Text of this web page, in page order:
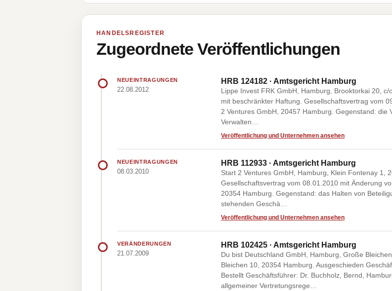
HANDELSREGISTER
Zugeordnete Veröffentlichungen
NEUEINTRAGUNGEN
22.08.2012
HRB 124182 · Amtsgericht Hamburg
Lippe Invest FRK GmbH, Hamburg, Brooktorkai 20,
mit beschränkter Haftung. Gesellschaftsvertrag vom
2 Ventures GmbH, 20457 Hamburg. Gegenstand:
Verwalten…
Veröffentlichung und Unternehmen ansehen
NEUEINTRAGUNGEN
08.03.2010
HRB 112933 · Amtsgericht Hamburg
Start 2 Ventures GmbH, Hamburg, Klein Fontenay 1,
Gesellschaftsvertrag vom 08.01.2010 mit Änderung
20354 Hamburg. Gegenstand: das Halten von
stehenden Geschä…
Veröffentlichung und Unternehmen ansehen
VERÄNDERUNGEN
21.07.2009
HRB 102425 · Amtsgericht Hamburg
Du bist Deutschland GmbH, Hamburg, Große
Bleichen 10, 20354 Hamburg. Ausgeschieden
Bestellt Geschäftsführer: Dr. Buchholz, Bernd,
allgemeiner Vertretungsrege…